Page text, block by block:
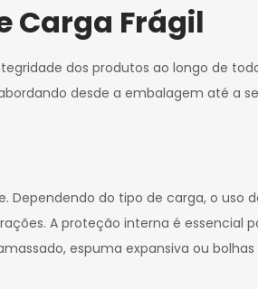
Carga Frágil
dos produtos ao longo de
desde a embalagem até a
do tipo de carga, o uso
A proteção interna é essencial
espuma expansiva ou bolhas